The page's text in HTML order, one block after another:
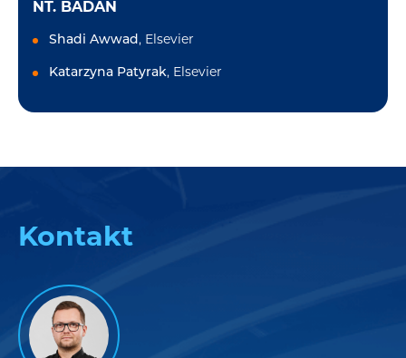
NT. BADAŃ
Shadi Awwad, Elsevier
Katarzyna Patyrak, Elsevier
Kontakt